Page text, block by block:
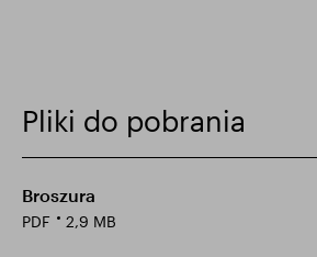
Pliki do pobrania
Broszura
PDF 2,9 MB